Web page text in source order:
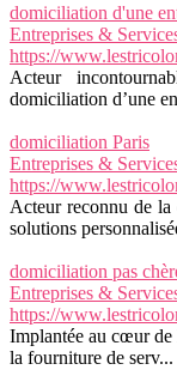
domiciliation d'une
Entreprises &
https://
Acteur
domiciliation d’une
domiciliation Paris
Entreprises &
https://
Acteur reconnu de
solutions
domiciliation pas
Entreprises &
https://
Implantée au cœur de
la fourniture de serv...